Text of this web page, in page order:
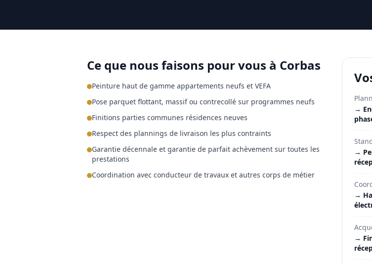
Ce que nous faisons pour vous à Corbas
Peinture haut de gamme appartements neufs et VEFA
Pose parquet flottant, massif ou contrecollé sur programmes neufs
Finitions parties communes résidences neuves
Respect des plannings de livraison les plus contraints
Garantie décennale et garantie de parfait achèvement sur toutes les
prestations
Coordination avec conducteur de travaux et autres corps de métier
→
→
→
→